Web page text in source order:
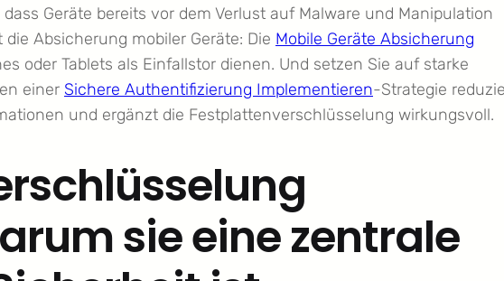
Geräte bereits vor dem Verlust auf Malware und Manipulation
Absicherung mobiler Geräte: Die Mobile Geräte Absicherung
oder Tablets als Einfallstor dienen. Und setzen Sie auf starke
einer Sichere Authentifizierung Implementieren-Strategie
und ergänzt die Festplattenverschlüsselung wirkungsvoll.
sie eine zentrale